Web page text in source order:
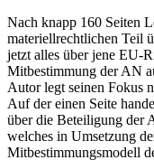
Nach knapp 160 Seiten
materiellrechtlichen Teil
jetzt alles über jene EU-
Mitbestimmung der AN
Autor legt seinen Fokus
Auf der einen Seite
über die Beteiligung der
welches in Umsetzung
Mitbestimmungsmodell